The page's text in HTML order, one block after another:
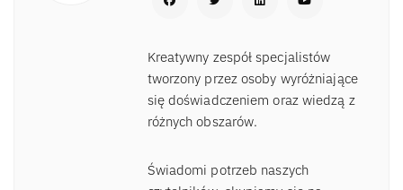
Kreatywny zespół specjalistów
tworzony przez osoby wyróżniające
się doświadczeniem oraz wiedzą z
różnych obszarów.
Świadomi potrzeb naszych